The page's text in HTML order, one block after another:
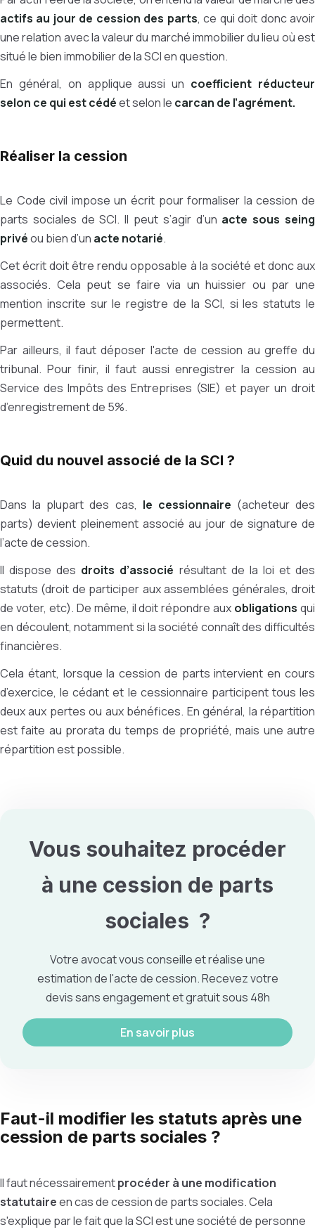
actifs au jour de cession des parts, ce qui doit donc avoir
une relation avec la valeur du marché immobilier du lieu où est
situé le bien immobilier de la SCI en question.
En général, on applique aussi un coefficient réducteur
selon ce qui est cédéet selon le carcan de l’agrément.
Réaliser la cession
Le Code civil impose un écrit pour formaliser la cession de
parts sociales de SCI. Il peut s’agir d’un acte sous seing
privéou bien d’un acte notarié.
Cet écrit doit être rendu opposable à la société et donc aux
associés. Cela peut se faire via un huissier ou par une
mention inscrite sur le registre de la SCI, si les statuts le
permettent.
Par ailleurs, il faut déposer l'acte de cession au greffe du
tribunal. Pour finir, il faut aussi enregistrer la cession au
Service des Impôts des Entreprises (SIE) et payer un droit
d’enregistrement de 5%.
Quid du nouvel associé de la SCI ?
Dans la plupart des cas, le cessionnaire (acheteur des
parts) devient pleinement associé au jour de signature de
l’acte de cession.
Il dispose des droits d’associé résultant de la loi et des
statuts (droit de participer aux assemblées générales, droit
de voter, etc). De même, il doit répondre aux obligations qui
en découlent, notamment si la société connaît des difficultés
financières.
Cela étant, lorsque la cession de parts intervient en cours
d’exercice, le cédant et le cessionnaire participent tous les
deux aux pertes ou aux bénéfices. En général, la répartition
est faite au prorata du temps de propriété, mais une autre
répartition est possible.
Vous souhaitez procéder
à une cession de parts
sociales ?
Votre avocat vous conseille et réalise une
estimation de l'acte de cession. Recevez votre
devis sans engagement et gratuit sous 48h
En savoir plus
Faut-il modifier les statuts après une
cession de parts sociales ?
Il faut nécessairementprocéder à une modification
statutaireen cas de cession de parts sociales. Cela
s'explique par le fait que la SCI est une société de personne